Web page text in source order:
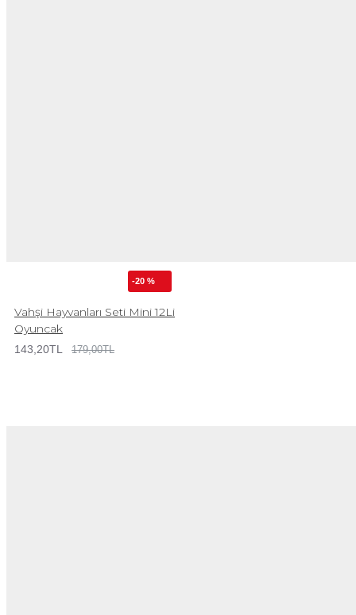
-20 %
Vahşi Hayvanları Seti Mini 12Li
Oyuncak
143,20TL 179,00TL